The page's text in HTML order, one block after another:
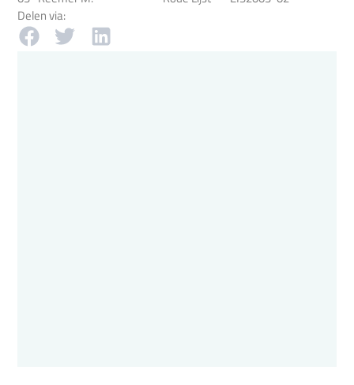
Delen via: